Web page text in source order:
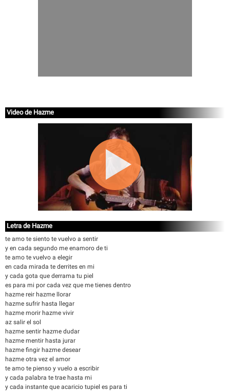
Video de Hazme
Letra de Hazme
te amo te siento te vuelvo a sentir
y en cada segundo me enamoro de ti
te amo te vuelvo a elegir
en cada mirada te derrites en mi
y cada gota que derrama tu piel
es para mi por cada vez que me tienes dentro
hazme reir hazme llorar
hazme sufrir hasta llegar
hazme morir hazme vivir
az salir el sol
hazme sentir hazme dudar
hazme mentir hasta jurar
hazme fingir hazme desear
hazme otra vez el amor
te amo te pienso y vuelo a escribir
y cada palabra te trae hasta mi
y cada instante que acaricio tupiel es para ti